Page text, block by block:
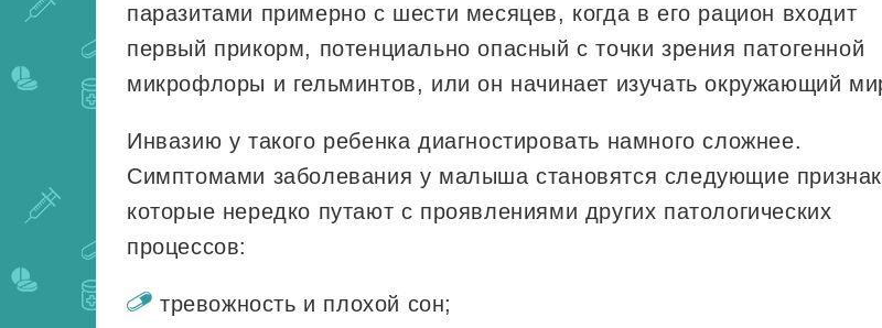
паразитами примерно с шести месяцев, когда в его рацион входит
первый прикорм, потенциально опасный с точки зрения патогенной
микрофлоры и гельминтов, или он начинает изучать окружающий
Инвазию у такого ребенка диагностировать намного сложнее.
Симптомами заболевания у малыша становятся следующие
которые нередко путают с проявлениями других патологических
процессов:
тревожность и плохой сон;